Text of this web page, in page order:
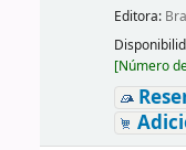
Editora:
[Número